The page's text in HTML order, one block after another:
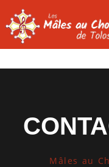
Mâles au